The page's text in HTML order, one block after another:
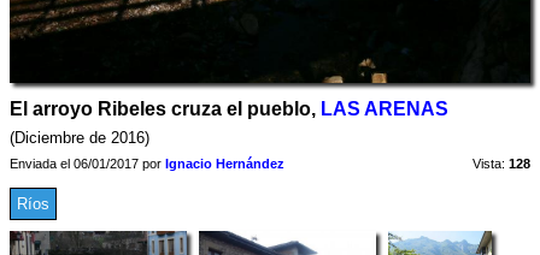
El arroyo Ribeles cruza el pueblo, LAS ARENAS
(Diciembre de 2016)
Enviada el 06/01/2017 por Ignacio Hernández Vista: 128
Ríos